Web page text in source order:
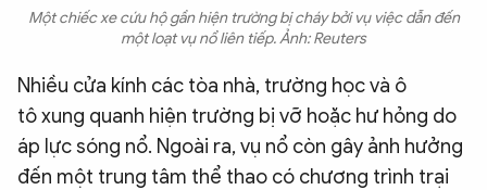
Một chiếc xe cứu hộ gần hiện trường bị cháy bởi vụ việc dẫn đến
một loạt vụ nổ liên tiếp. Ảnh: Reuters
Nhiều cửa kính các tòa nhà, trường học và ô
tô xung quanh hiện trường bị vỡ hoặc hư hỏng do
áp lực sóng nổ. Ngoài ra, vụ nổ còn gây ảnh hưởng
đến một trung tâm thể thao có chương trình trại